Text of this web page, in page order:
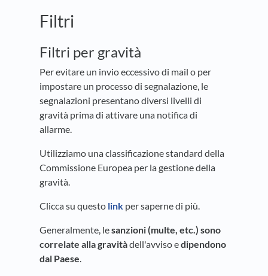
Filtri
Filtri per gravità
Per evitare un invio eccessivo di mail o per
impostare un processo di segnalazione, le
segnalazioni presentano diversi livelli di
gravità prima di attivare una notifica di
allarme.
Utilizziamo una classificazione standard della
Commissione Europea per la gestione della
gravità.
Clicca su questo link per saperne di più.
Generalmente, lesanzioni (multe, etc.) sono
correlate alla gravitàdell'avviso edipendono
dal Paese.